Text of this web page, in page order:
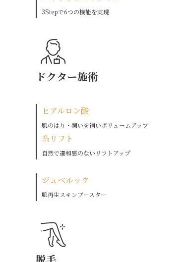
3Stepで6つの機能を実現
ドクター施術
ヒアルロン酸
肌のはり・潤いを補いボリュームアップ
糸リフト
自然で違和感のないリフトアップ
ジュベルック
肌再生スキンブースター